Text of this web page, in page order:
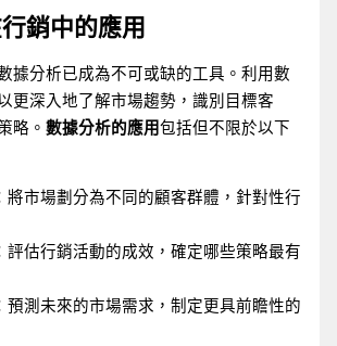
銷中的應用
據分析已成為不可或缺的工具。利用數
更深入地了解市場趨勢，識別目標客
略。數據分析的應用包括但不限於以下
將市場劃分為不同的顧客群體，針對性行
評估行銷活動的成效，確定哪些策略最有
預測未來的市場需求，制定更具前瞻性的